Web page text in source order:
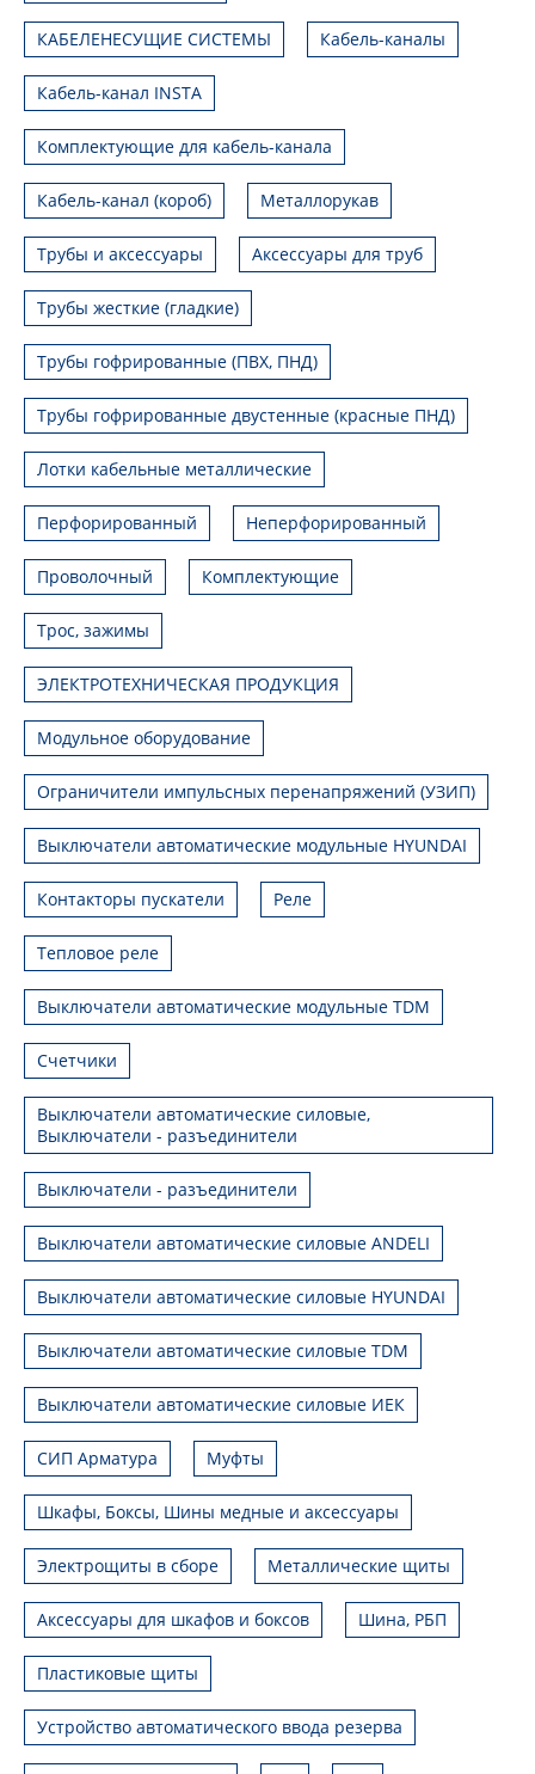
КАБЕЛЕНЕСУЩИЕ СИСТЕМЫ Кабель-каналы
Кабель-канал INSTA
Комплектующие для кабель-канала
Кабель-канал (короб) Металлорукав
Трубы и аксессуары Аксессуары для труб
Трубы жесткие (гладкие)
Трубы гофрированные (ПВХ, ПНД)
Трубы гофрированные двустенные (красные ПНД)
Лотки кабельные металлические
Перфорированный Неперфорированный
Проволочный Комплектующие
Трос, зажимы
ЭЛЕКТРОТЕХНИЧЕСКАЯ ПРОДУКЦИЯ
Модульное оборудование
Ограничители импульсных перенапряжений (УЗИП)
Выключатели автоматические модульные HYUNDAI
Контакторы пускатели Реле
Тепловое реле
Выключатели автоматические модульные TDM
Счетчики
Выключатели автоматические силовые,
Выключатели - разъединители
Выключатели - разъединители
Выключатели автоматические силовые ANDELI
Выключатели автоматические силовые HYUNDAI
Выключатели автоматические силовые TDM
Выключатели автоматические силовые ИЕК
СИП Арматура Муфты
Шкафы, Боксы, Шины медные и аксессуары
Электрощиты в сборе Металлические щиты
Аксессуары для шкафов и боксов Шина, РБП
Пластиковые щиты
Устройство автоматического ввода резерва